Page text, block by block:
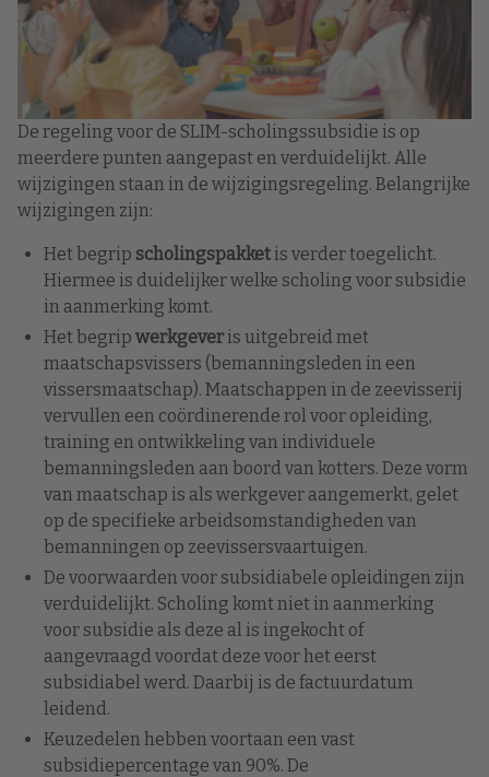
De regeling voor de SLIM-scholingssubsidie is op
meerdere punten aangepast en verduidelijkt. Alle
wijzigingen staan in de wijzigingsregeling. Belangrijke
wijzigingen zijn:
Het begrip scholingspakket is verder toegelicht.
Hiermee is duidelijker welke scholing voor subsidie
in aanmerking komt.
Het begrip werkgever is uitgebreid met
maatschapsvissers (bemanningsleden in een
vissersmaatschap). Maatschappen in de zeevisserij
vervullen een coördinerende rol voor opleiding,
training en ontwikkeling van individuele
bemanningsleden aan boord van kotters. Deze vorm
van maatschap is als werkgever aangemerkt, gelet
op de specifieke arbeidsomstandigheden van
bemanningen op zeevissersvaartuigen.
De voorwaarden voor subsidiabele opleidingen zijn
verduidelijkt. Scholing komt niet in aanmerking
voor subsidie als deze al is ingekocht of
aangevraagd voordat deze voor het eerst
subsidiabel werd. Daarbij is de factuurdatum
leidend.
Keuzedelen hebben voortaan een vast
subsidiepercentage van 90%. De